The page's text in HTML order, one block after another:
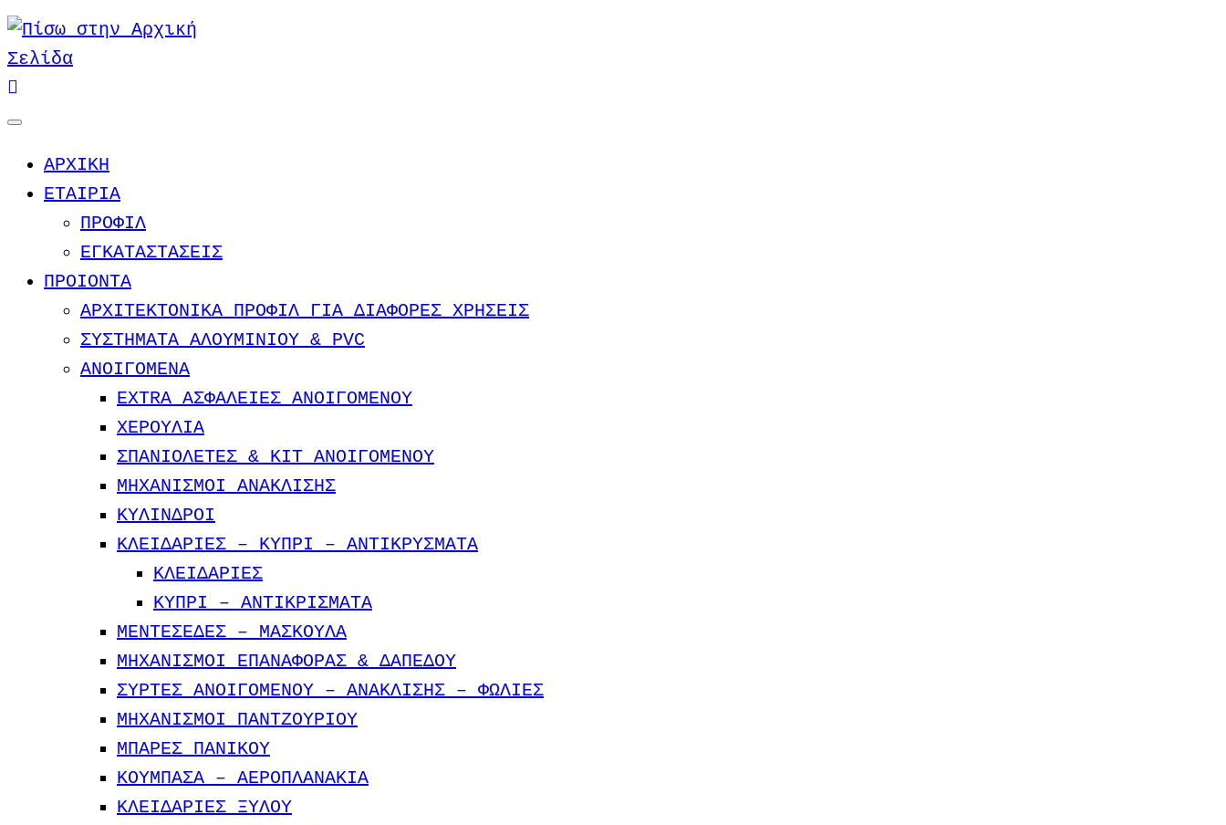
ΑΡΧΙΚΗ
ΕΤΑΙΡΙΑ
ΠΡΟΦΙΛ
ΕΓΚΑΤΑΣΤΑΣΕΙΣ
ΠΡΟΙΟΝΤΑ
ΑΡΧΙΤΕΚΤΟΝΙΚΑ ΠΡΟΦΙΛ ΓΙΑ ΔΙΑΦΟΡΕΣ ΧΡΗΣΕΙΣ
ΣΥΣΤΗΜΑΤΑ ΑΛΟΥΜΙΝΙΟΥ & PVC
ΑΝΟΙΓΟΜΕΝΑ
EXTRA ΑΣΦΑΛΕΙΕΣ ΑΝΟΙΓΟΜΕΝΟΥ
ΧΕΡΟΥΛΙΑ
ΣΠΑΝΙΟΛΕΤΕΣ & ΚΙΤ ΑΝΟΙΓΟΜΕΝΟΥ
ΜΗΧΑΝΙΣΜΟΙ ΑΝΑΚΛΙΣΗΣ
ΚΥΛΙΝΔΡΟΙ
ΚΛΕΙΔΑΡΙΕΣ – KYΠΡΙ – ΑΝΤΙΚΡΥΣΜΑΤΑ
ΚΛΕΙΔΑΡΙΕΣ
ΚΥΠΡΙ – ΑΝΤΙΚΡIΣΜΑΤΑ
ΜΕΝΤΕΣΕΔΕΣ – ΜΑΣΚΟΥΛΑ
ΜΗΧΑΝΙΣΜΟΙ ΕΠΑΝΑΦΟΡΑΣ & ΔΑΠΕΔΟΥ
ΣΥΡΤΕΣ ΑΝΟΙΓΟΜΕΝΟΥ – ΑΝΑΚΛΙΣΗΣ – ΦΩΛΙΕΣ
ΜΗΧΑΝΙΣΜΟΙ ΠΑΝΤΖΟΥΡΙΟΥ
ΜΠΑΡΕΣ ΠΑΝΙΚΟΥ
ΚΟΥΜΠΑΣΑ – ΑΕΡΟΠΛΑΝΑΚΙΑ
ΚΛΕΙΔΑΡΙΕΣ ΞΥΛΟΥ